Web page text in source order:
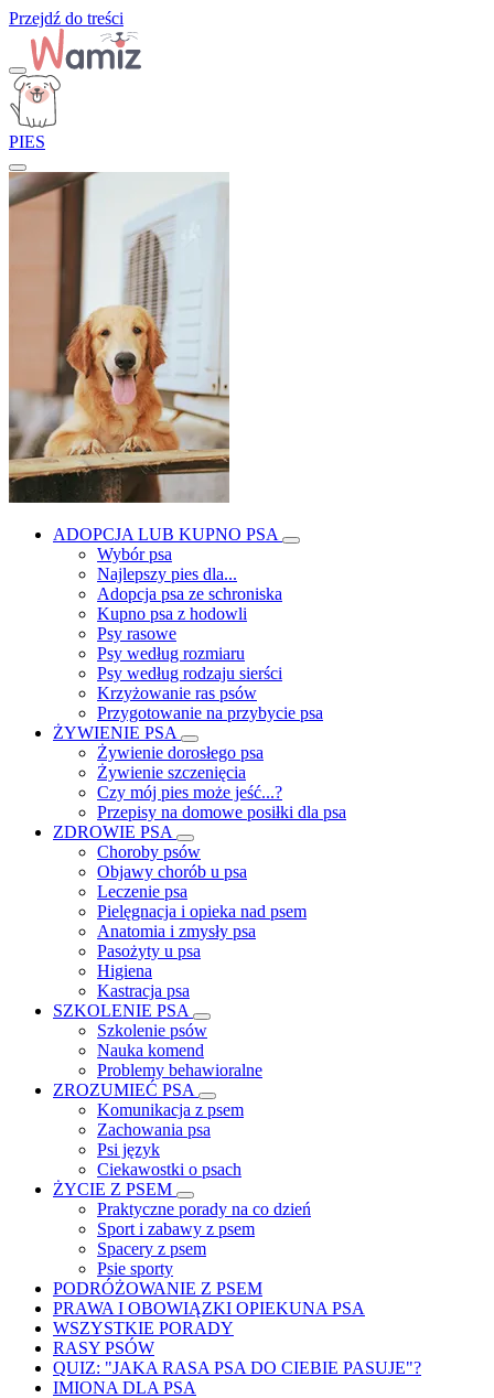
Przejdź do treści
PIES
ADOPCJA LUB KUPNO PSA
Wybór psa
Najlepszy pies dla...
Adopcja psa ze schroniska
Kupno psa z hodowli
Psy rasowe
Psy według rozmiaru
Psy według rodzaju sierści
Krzyżowanie ras psów
Przygotowanie na przybycie psa
ŻYWIENIE PSA
Żywienie dorosłego psa
Żywienie szczenięcia
Czy mój pies może jeść...?
Przepisy na domowe posiłki dla psa
ZDROWIE PSA
Choroby psów
Objawy chorób u psa
Leczenie psa
Pielęgnacja i opieka nad psem
Anatomia i zmysły psa
Pasożyty u psa
Higiena
Kastracja psa
SZKOLENIE PSA
Szkolenie psów
Nauka komend
Problemy behawioralne
ZROZUMIEĆ PSA
Komunikacja z psem
Zachowania psa
Psi język
Ciekawostki o psach
ŻYCIE Z PSEM
Praktyczne porady na co dzień
Sport i zabawy z psem
Spacery z psem
Psie sporty
PODRÓŻOWANIE Z PSEM
PRAWA I OBOWIĄZKI OPIEKUNA PSA
WSZYSTKIE PORADY
RASY PSÓW
QUIZ: "JAKA RASA PSA DO CIEBIE PASUJE"?
IMIONA DLA PSA